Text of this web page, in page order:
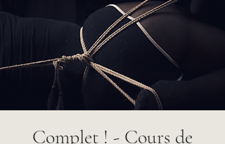
Complet ! - Cours de